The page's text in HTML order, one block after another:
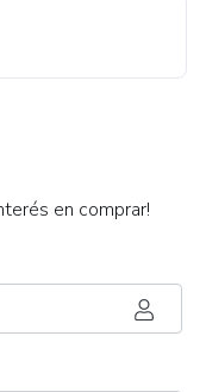
en comprar!